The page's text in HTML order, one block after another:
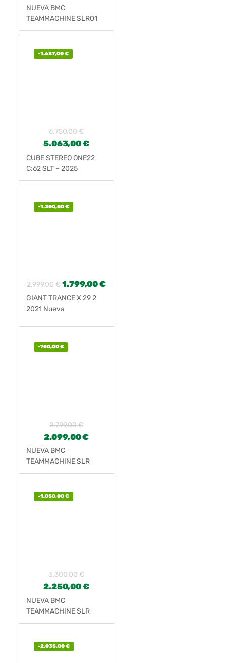
NUEVA BMC
TEAMMACHINE SLR01
FOUR
-1.687,00€
6.750,00€
5.063,00€
CUBE STEREO ONE22
C:62 SLT – 2025
-1.200,00€
2.999,00€ 1.799,00€
GIANT TRANCE X 29 2
2021 Nueva
-700,00€
2.799,00€
2.099,00€
NUEVA BMC
TEAMMACHINE SLR
FOUR
-1.050,00€
3.300,00€
2.250,00€
NUEVA BMC
TEAMMACHINE SLR
THREE
-2.035,00€